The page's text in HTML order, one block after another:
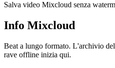
Salva video Mixcloud senza
Info Mixcloud
Beat a lungo formato. L'archivio
rave offline inizia qui.